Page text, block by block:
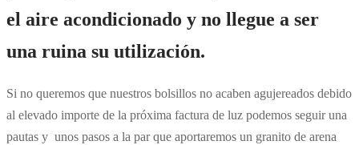
el aire acondicionado y no llegue a ser
una ruina su utilización.
Si no queremos que nuestros bolsillos no acaben agujereados debido
al elevado importe de la próxima factura de luz podemos seguir una
pautas y unos pasos a la par que aportaremos un granito de arena